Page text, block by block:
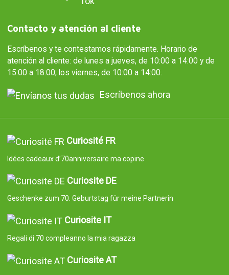
Contacto y atención al cliente
Escríbenos y te contestamos rápidamente. Horario de
atención al cliente: de lunes a jueves, de 10:00 a 14:00 y de
15:00 a 18:00; los viernes, de 10:00 a 14:00.
Escríbenos ahora
Curiosité FR
Idées cadeaux d’70anniversaire ma copine
Curiosite DE
Geschenke zum 70. Geburtstag für meine Partnerin
Curiosite IT
Regali di 70 compleanno la mia ragazza
Curiosite AT